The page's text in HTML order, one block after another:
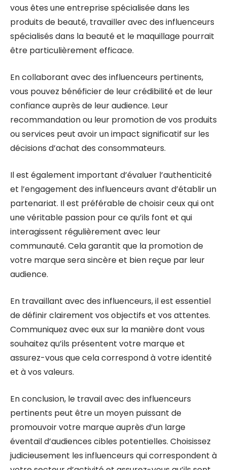
vous êtes une entreprise spécialisée dans les
produits de beauté, travailler avec des influenceurs
spécialisés dans la beauté et le maquillage pourrait
être particulièrement efficace.
En collaborant avec des influenceurs pertinents,
vous pouvez bénéficier de leur crédibilité et de leur
confiance auprès de leur audience. Leur
recommandation ou leur promotion de vos produits
ou services peut avoir un impact significatif sur les
décisions d’achat des consommateurs.
Il est également important d’évaluer l’authenticité
et l’engagement des influenceurs avant d’établir un
partenariat. Il est préférable de choisir ceux qui ont
une véritable passion pour ce qu’ils font et qui
interagissent régulièrement avec leur
communauté. Cela garantit que la promotion de
votre marque sera sincère et bien reçue par leur
audience.
En travaillant avec des influenceurs, il est essentiel
de définir clairement vos objectifs et vos attentes.
Communiquez avec eux sur la manière dont vous
souhaitez qu’ils présentent votre marque et
assurez-vous que cela correspond à votre identité
et à vos valeurs.
En conclusion, le travail avec des influenceurs
pertinents peut être un moyen puissant de
promouvoir votre marque auprès d’un large
éventail d’audiences cibles potentielles. Choisissez
judicieusement les influenceurs qui correspondent à